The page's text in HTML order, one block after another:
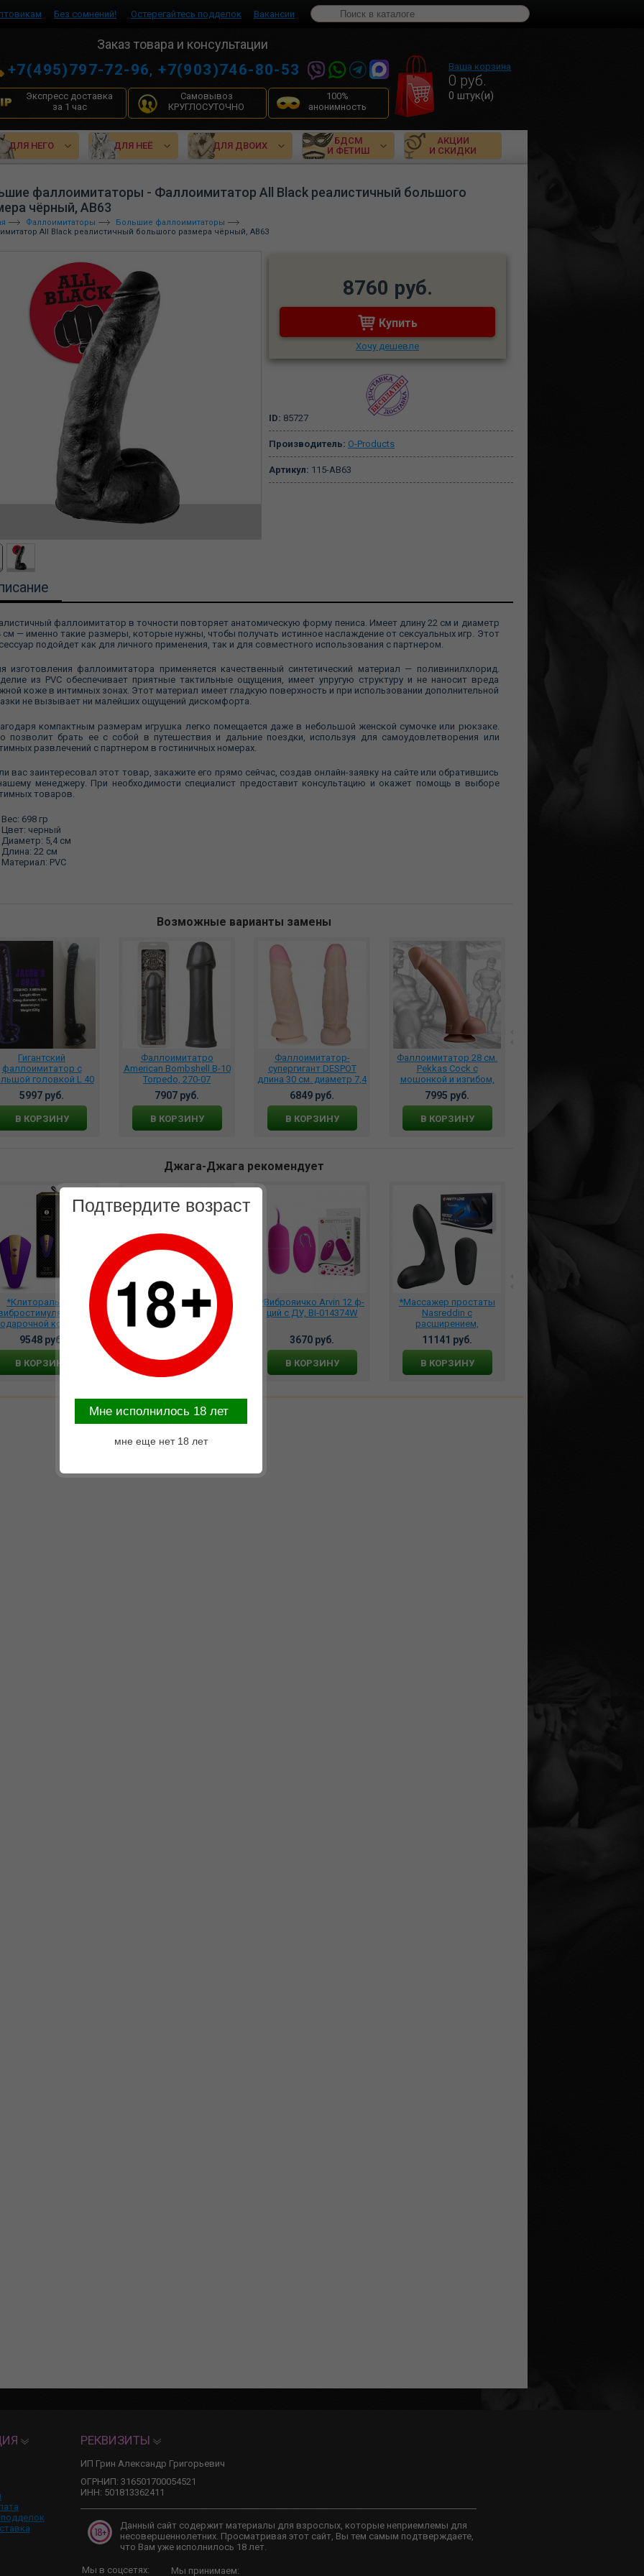
Без сомнений! Остерегайтесь подделок Вакансии
Заказ товара и консультации
+7(495)797-72-96,+7(903)746-80-53
Экспресс доставка
за 1 час
Самовывоз
КРУГЛОСУТОЧНО
100%
анонимность
Ваша корзина
0 руб.
0 штук(и)
ДЛЯ НЕГО ДЛЯ НЕЁ ДЛЯ ДВОИХ
БДСМ
И ФЕТИШ
АКЦИИ
И СКИДКИ
фаллоимитаторы - Фаллоимитатор All Black реалистичный большого
чёрный, AB63
Фаллоимитаторы
Большие фаллоимитаторы
All Black реалистичный большого размера чёрный, AB63
8760 руб.
Купить
Хочу дешевле
ID: 85727
Производитель: O-Products
Артикул: 115-AB63
фаллоимитатор в точности повторяет анатомическую форму пениса. Имеет длину 22 см и диаметр
см — именно такие размеры, которые нужны, чтобы получать истинное наслаждение от сексуальных игр. Этот
подойдет как для личного применения, так и для совместного использования с партнером.
изготовления фаллоимитатора применяется качественный синтетический материал — поливинилхлорид.
из PVC обеспечивает приятные тактильные ощущения, имеет упругую структуру и не наносит вреда
коже в интимных зонах. Этот материал имеет гладкую поверхность и при использовании дополнительной
не вызывает ни малейших ощущений дискомфорта.
компактным размерам игрушка легко помещается даже в небольшой женской сумочке или рюкзаке.
позволит брать ее с собой в путешествия и дальние поездки, используя для самоудовлетворения или
развлечений с партнером в гостиничных номерах.
вас заинтересовал этот товар, закажите его прямо сейчас, создав онлайн-заявку на сайте или обратившись
менеджеру. При необходимости специалист предоставит консультацию и окажет помощь в выборе
товаров.
Вес: 698 гр
Цвет: черный
Диаметр: 5,4 см
Длина: 22 см
Материал: PVC
Возможные варианты замены
Гигантский
фаллоимитатор с
головкой L 40
D 4.5 см. чёрный, X-
MEN-908
5997 руб.
В КОРЗИНУ
Фаллоимитатро
American Bombshell B-10
Torpedo, 270-07
7907 руб.
В КОРЗИНУ
Фаллоимитатор-
супергигант DESPOT
длина 30 см. диаметр 7,4
см. бежевый, 958000
6849 руб.
В КОРЗИНУ
Фаллоимитатор 28 см.
Pekkas Cock с
мошонкой и изгибом,
TF1139
7995 руб.
В КОРЗИНУ
Джага-Джага рекомендует
*Клиторальный
в
коробке
OBI фиолетовый, SH-
OBI-103
9548 руб.
В КОРЗИНУ
*Вибростимулятор
SOYO для клитора и
точки G малиновый, SH-
В КОРЗИНУ
*Виброяичко Arvin 12 ф-
ций с ДУ, BI-014374W
3670 руб.
В КОРЗИНУ
*Массажер простаты
Nasreddin с
расширением,
вибрацией и пультом
ДУ, BI-014463W
11141 руб.
В КОРЗИНУ
подделок
РЕКВИЗИТЫ
ИП Грин Александр Григорьевич
ОГРНИП: 316501700054521
ИНН: 501813362411
Данный сайт содержит материалы для взрослых, которые неприемлемы для
несовершеннолетних. Просматривая этот сайт, Вы тем самым подтверждаете,
что Вам уже исполнилось 18 лет.
Мы в соцсетях: Мы принимаем:
Подтвердите возраст
Mне исполнилось 18 лет
мне еще нет 18 лет